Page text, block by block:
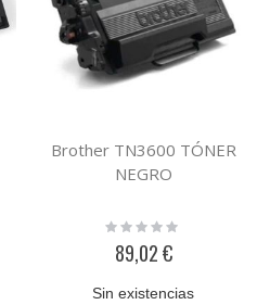
Brother TN3600 TÓNER
NEGRO
Rating:
89,02 €
Sin existencias